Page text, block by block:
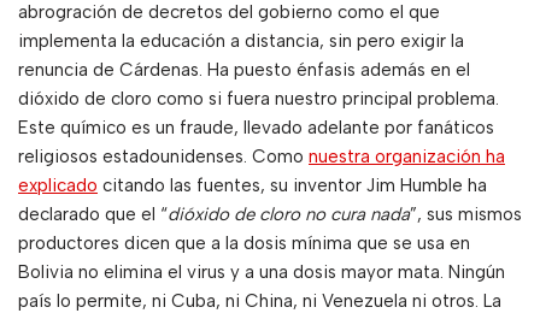
abrogración de decretos del gobierno como el que
implementa la educación a distancia, sin pero exigir la
renuncia de Cárdenas. Ha puesto énfasis además en el
dióxido de cloro como si fuera nuestro principal problema.
Este químico es un fraude, llevado adelante por fanáticos
religiosos estadounidenses. Como nuestra organización ha
explicado citando las fuentes, su inventor Jim Humble ha
declarado que el “dióxido de cloro no cura nada”, sus mismos
productores dicen que a la dosis mínima que se usa en
Bolivia no elimina el virus y a una dosis mayor mata. Ningún
país lo permite, ni Cuba, ni China, ni Venezuela ni otros. La